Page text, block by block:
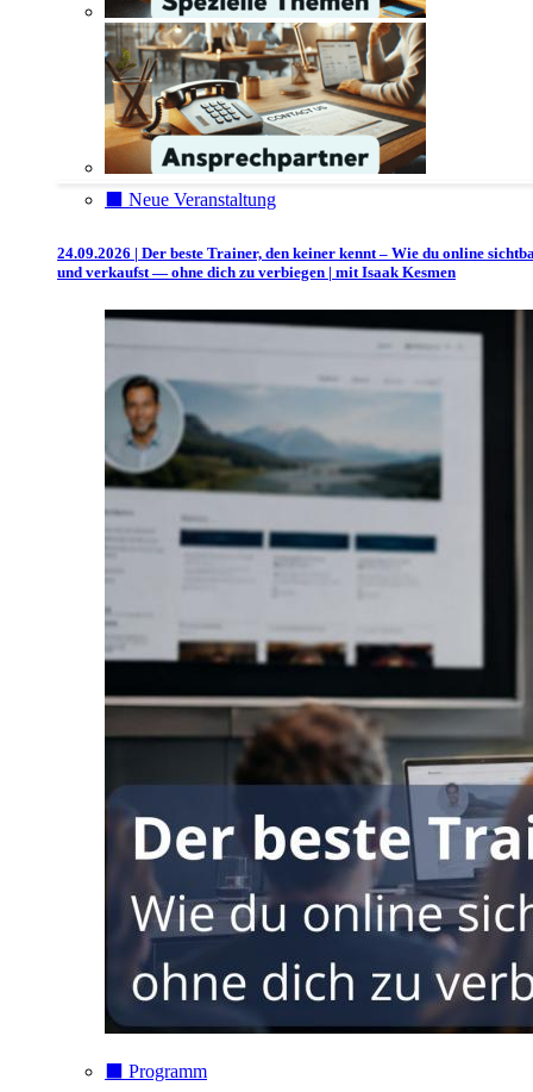
⬛️ Neue Veranstaltung
24.09.2026 | Der beste Trainer, den keiner kennt – Wie du online
und verkaufst — ohne dich zu verbiegen | mit Isaak Kesmen
⬛️ Programm